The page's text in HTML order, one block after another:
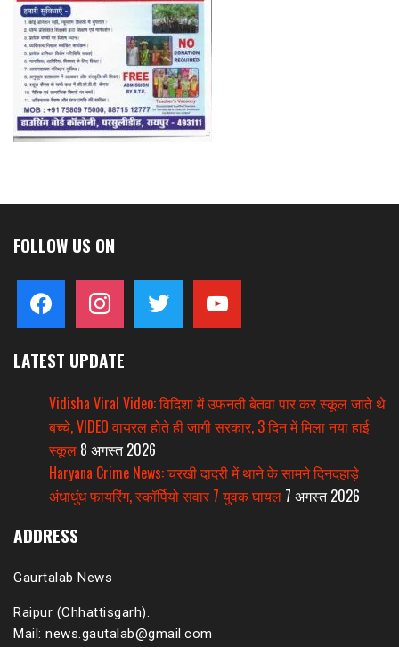
FOLLOW US ON
facebook instagram twitter youtube
LATEST UPDATE
Vidisha Viral Video: विदिशा में उफनती बेतवा पार कर स्कूल जाते थे
बच्चे, VIDEO वायरल होते ही जागी सरकार, 3 दिन में मिला नया हाई
स्कूल 8 अगस्त 2026
Haryana Crime News: चरखी दादरी में थाने के सामने दिनदहाड़े
अंधाधुंध फायरिंग, स्कॉर्पियो सवार 7 युवक घायल 7 अगस्त 2026
ADDRESS
Gaurtalab News
Raipur (Chhattisgarh).
Mail: news.gautalab@gmail.com